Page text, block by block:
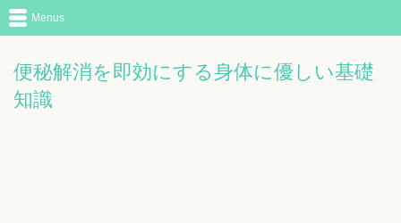
便秘解消を即効にする身体に優しい基礎
知識
Menus